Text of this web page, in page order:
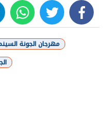
facebook
twitter
whats
مهرجان الجونة